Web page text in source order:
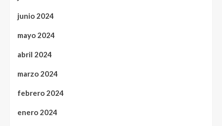
junio 2024
mayo 2024
abril 2024
marzo 2024
febrero 2024
enero 2024